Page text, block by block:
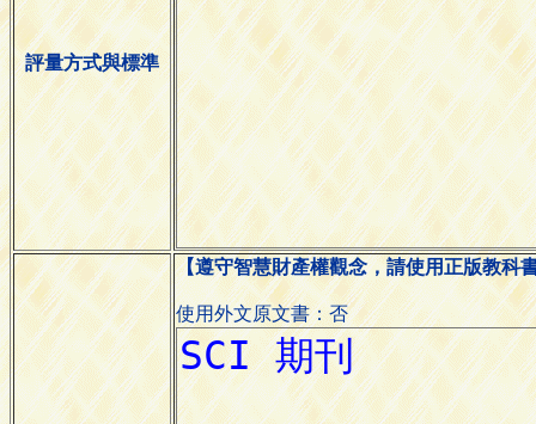
評量方式與標準
【遵守智慧財產權觀念，請使用正版教科
使用外文原文書：否